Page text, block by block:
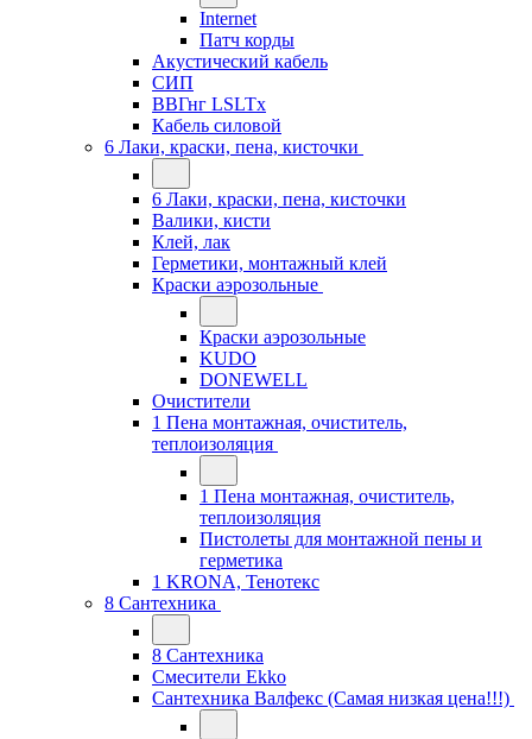
Internet
Патч корды
Акустический кабель
СИП
ВВГнг LSLTx
Кабель силовой
6 Лаки, краски, пена, кисточки
6 Лаки, краски, пена, кисточки
Валики, кисти
Клей, лак
Герметики, монтажный клей
Краски аэрозольные
Краски аэрозольные
KUDO
DONEWELL
Очистители
1 Пена монтажная, очиститель,
теплоизоляция
1 Пена монтажная, очиститель,
теплоизоляция
Пистолеты для монтажной пены и
герметика
1 KRONA, Тенотекс
8 Сантехника
8 Сантехника
Смесители Ekko
Сантехника Валфекс (Самая низкая цена!!!)